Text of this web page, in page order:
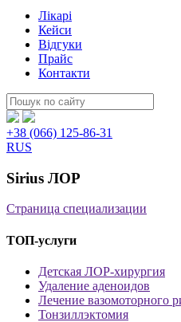
Лікарі
Кейси
Відгуки
Прайс
Контакти
Пошук:
+38 (066) 125-86-31
RUS
Sirius ЛОР
Страница специализации
ТОП-услуги
Детская ЛОР-хирургия
Удаление аденоидов
Лечение вазомоторного
Тонзиллэктомия